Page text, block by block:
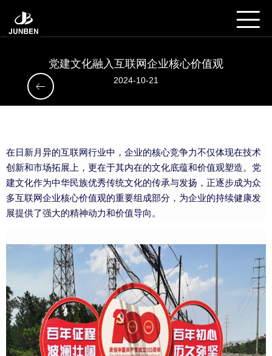
党建文化融入互联网企业核心价值观
2024-10-21
在日新月异的互联网行业中，企业的核心竞争力不仅体现在技术
创新和市场拓展上，更在于其内在的文化底蕴和价值观塑造。党
建文化作为中华民族优秀传统文化的传承与发扬，正逐步成为众
多互联网企业核心价值观的重要组成部分，为企业的持续健康发
展提供了强大的精神动力和价值导向。